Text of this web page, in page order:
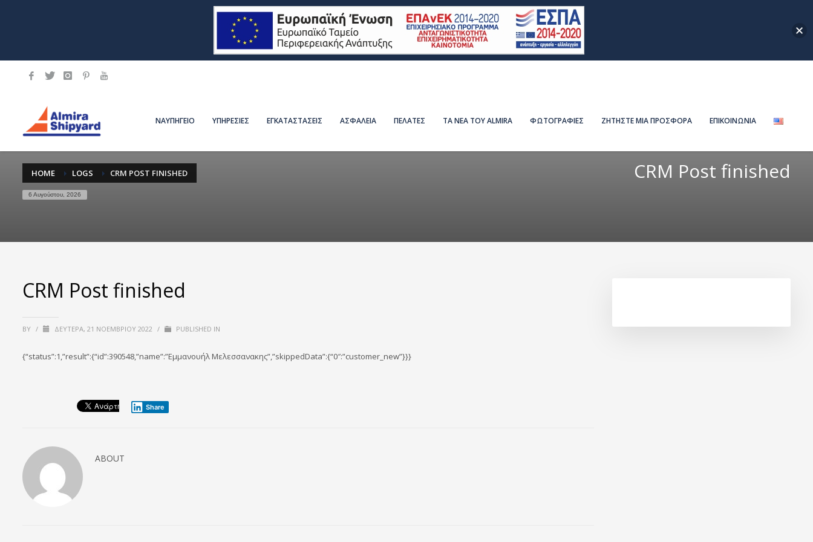
ΝΑΥΠΗΓΕΙΟ ΥΠΗΡΕΣΙΕΣ ΕΓΚΑΤΑΣΤΑΣΕΙΣ ΑΣΦΑΛΕΙΑ ΠΕΛΑΤΕΣ ΤΑ ΝΕΑ ΤΟΥ ALMIRA ΦΩΤΟΓΡΑΦΙΕΣ ΖΗΤΗΣΤΕ ΜΙΑ ΠΡΟΣΦΟΡΑ ΕΠΙΚΟΙΝΩΝΙΑ
HOME LOGS CRM POST FINISHED
6 Αυγούστου, 2026
CRM Post finished
CRM Post finished
BY / ΔΕΥΤΈΡΑ, 21 ΝΟΕΜΒΡΊΟΥ 2022 / PUBLISHED IN
{“status”:1,”result”:{“id”:390548,”name”:”Εμμανουήλ Μελεσσανακης”,”skippedData”:{“0″:”customer_new”}}}
Share
ABOUT